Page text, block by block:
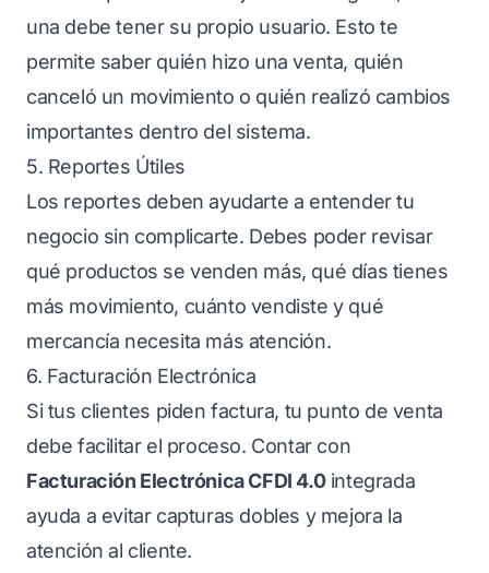
una debe tener su propio usuario. Esto te
permite saber quién hizo una venta, quién
canceló un movimiento o quién realizó cambios
importantes dentro del sistema.
5. Reportes Útiles
Los reportes deben ayudarte a entender tu
negocio sin complicarte. Debes poder revisar
qué productos se venden más, qué días tienes
más movimiento, cuánto vendiste y qué
mercancía necesita más atención.
6. Facturación Electrónica
Si tus clientes piden factura, tu punto de venta
debe facilitar el proceso. Contar con
Facturación Electrónica CFDI 4.0integrada
ayuda a evitar capturas dobles y mejora la
atención al cliente.